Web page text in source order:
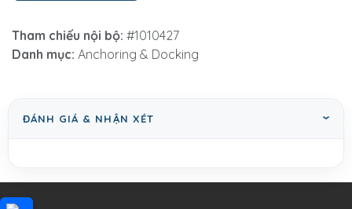
Tham chiếu nội bộ: #1010427
Danh mục: Anchoring & Docking
ĐÁNH GIÁ & NHẬN XÉT